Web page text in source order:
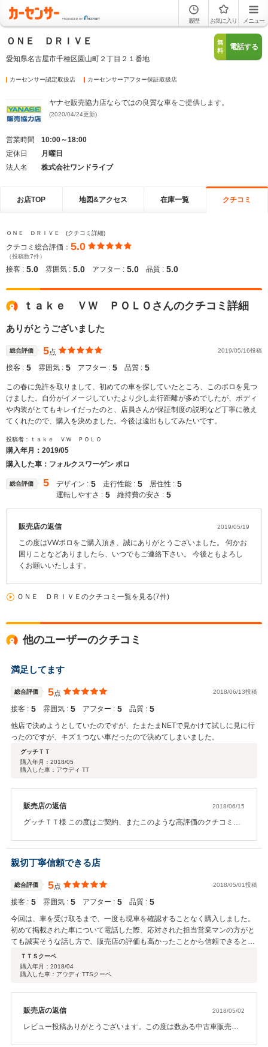
履歴 お気に入り メニュー
ＯＮＥ ＤＲＩＶＥ
愛知県名古屋市千種区園山町２丁目２１番地
無
料
電話する
カーセンサー認定取扱店 カーセンサーアフター保証取扱店
ヤナセ販売協力店ならではの良質な車をご提供します。
(2020/04/24更新)
営業時間
10:00～18:00
定休日
月曜日
法人名
株式会社ワンドライブ
お店TOP 地図&アクセス 在庫一覧 クチコミ
ＯＮＥ ＤＲＩＶＥ (クチコミ詳細)
クチコミ総合評価： 5.0
（投稿数7件）
接客 : 5.0 雰囲気 : 5.0 アフター : 5.0 品質 : 5.0
ｔａｋｅ ＶＷ ＰＯＬＯさんのクチコミ詳細
ありがとうございました
総合評価 5点 2019/05/16投稿
接客 : 5 雰囲気 : 5 アフター : 5 品質 : 5
この春に免許を取りまして、初めての車を探していたところ、このポロを見つ
けました。自分がイメージしていたより少し走行距離が多めでしたが、ボディ
や内装がとてもキレイだったのと、店員さんが保証制度の説明など丁寧に教え
てくれたので、購入を決めました。今後は遠出もしてみたいです。
投稿者：ｔａｋｅ ＶＷ ＰＯＬＯ
購入年月： 2019/05
購入した車：フォルクスワーゲン ポロ
総合評価 5 デザイン : 5 走行性能 : 5 居住性 : 5
運転しやすさ : 5 維持費の安さ : 5
販売店の返信 2019/05/19
この度はVWポロをご購入頂き、誠にありがとうございました。 何かお
困りことなどありましたら、いつでもご連絡下さい。 今後ともよろし
くお願いいたします。
ＯＮＥ ＤＲＩＶＥのクチコミ一覧を見る(7件)
他のユーザーのクチコミ
満足してます
総合評価 5点 2018/06/13投稿
接客 : 5 雰囲気 : 5 アフター : 5 品質 : 5
他店で決めようとしていたのですが、たまたまNETで見かけて試しに見に行
ったのですが、キズ１つない車だったので決めてしまいました。
グッチＴＴ
購入年月： 2018/05
購入した車：アウディ TT
販売店の返信 2018/06/15
グッチＴＴ様 この度はご契約、またこのような高評価のクチコミを
に乗っていただきたいと思い、アフターサービスに関しても誠意を
もってご対応させていただいております。お客様にあったお車のご
提案と、その後のお車のメンテナンスを引き続きさせていただきま
す。今後ともお気軽に弊社にお越しくださいませ。宜しくお願い致
します。
親切丁寧信頼できる店
総合評価 5点 2018/05/01投稿
接客 : 5 雰囲気 : 5 アフター : 5 品質 : 5
今回は、車を受け取るまで、一度も現車を確認することなく購入しました。
初めて掲載された車について電話した際、応対された担当営業マンの方がと
ても誠実そうな話し方で、販売店の評価も高かったことから信頼できると判
断しました。実際、車も納得のいくものでした。価格、サービス等々、とて
も親切丁寧信頼できる販売店です。
ＴＴＳクーペ
購入年月： 2018/04
購入した車：アウディ TTSクーペ
販売店の返信 2018/05/02
レビュー投稿ありがとうございます。この度は数ある中古車販売店